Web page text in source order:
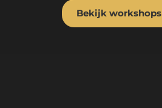
Bekijk workshops